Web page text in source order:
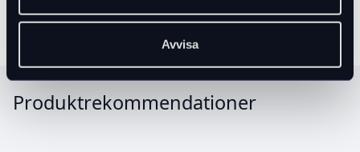
Avvisa
Tillbehör
Produktrekommendationer